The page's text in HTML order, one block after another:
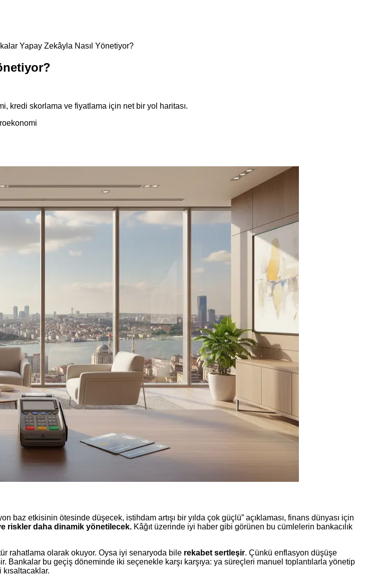
Yapay Zekâyla Nasıl Yönetiyor?
kredi skorlama ve fiyatlama için net bir yol haritası.
baz etkisinin ötesinde düşecek, istihdam artışı bir yılda çok güçlü” açıklaması, finans dünyası için
riskler daha dinamik yönetilecek. Kâğıt üzerinde iyi haber gibi görünen bu cümlelerin bankacılık
rahatlama olarak okuyor. Oysa iyi senaryoda bile rekabet sertleşir. Çünkü enflasyon düşüşe
bu geçiş döneminde iki seçenekle karşı karşıya: ya süreçleri manuel toplantılarla yönetip